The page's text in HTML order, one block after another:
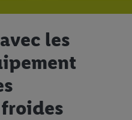
les